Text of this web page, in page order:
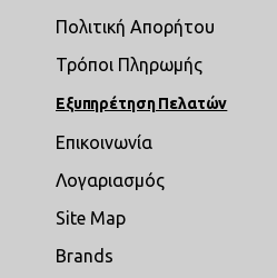
Πολιτική Απορήτου
Τρόποι Πληρωμής
Εξυπηρέτηση Πελατών
Επικοινωνία
Λογαριασμός
Site Map
Brands